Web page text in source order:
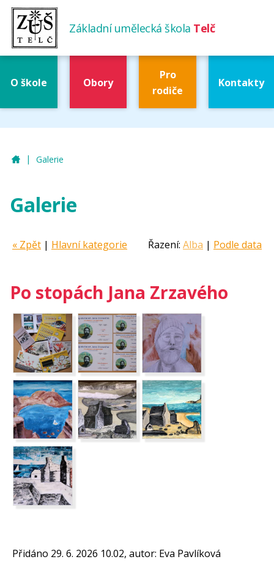
Základní umělecká škola Telč
O škole Obory
Pro
rodiče
Kontakty
ZUŠ Telč
| Galerie
Galerie
Řazení: Alba | Podle data
« Zpět | Hlavní kategorie
Po stopách Jana Zrzavého
Přidáno 29. 6. 2026 10.02, autor: Eva Pavlíková